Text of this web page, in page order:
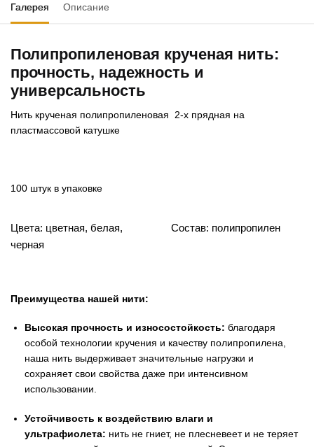
Галерея Описание
Полипропиленовая крученая нить:
прочность, надежность и
универсальность
Нить крученая полипропиленовая 2-х прядная на
пластмассовой катушке
100 штук в упаковке
Цвета: цветная, белая,
черная
Состав: полипропилен
Преимущества нашей нити:
Высокая прочность и износостойкость: благодаря
особой технологии кручения и качеству полипропилена,
наша нить выдерживает значительные нагрузки и
сохраняет свои свойства даже при интенсивном
использовании.
Устойчивость к воздействию влаги и
ультрафиолета: нить не гниет, не плесневеет и не теряет